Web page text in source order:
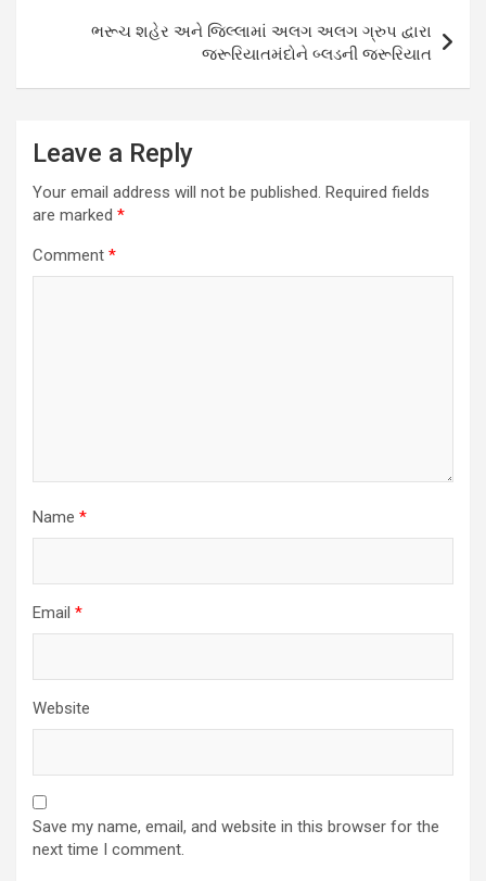
ભરૂચ શહેર અને જિલ્લામાં અલગ અલગ ગ્રુપ દ્વારા
જરૂરિયાતમંદોને બ્લડની જરૂરિયાત
Leave a Reply
Your email address will not be published. Required fields
are marked *
Comment *
Name *
Email *
Website
Save my name, email, and website in this browser for the
next time I comment.